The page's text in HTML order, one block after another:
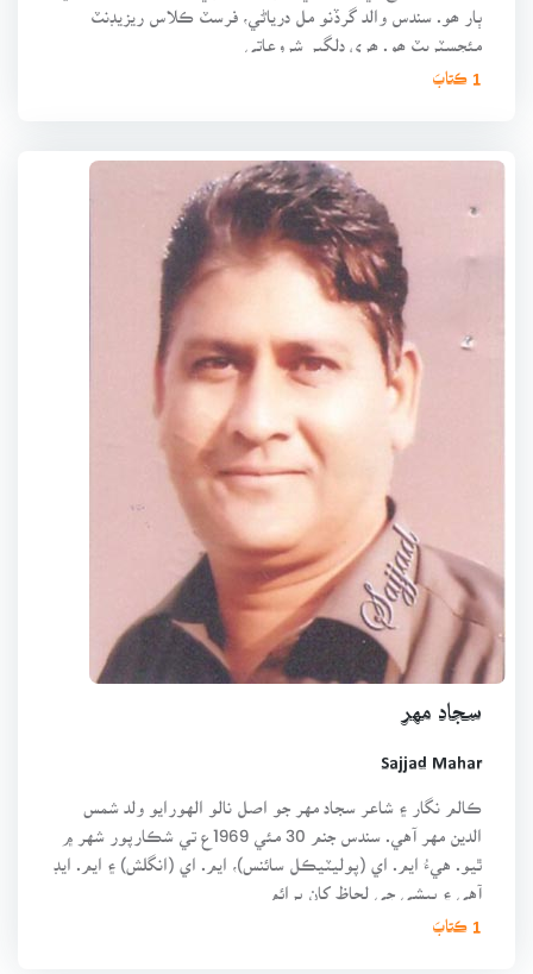
ٻار ھو. سندس والد گرڏنو مل درياڻي، فرسٽ ڪلاس ريزيڊنٽ
مئجسٽريٽ ھو. ھري دلگير شروعاتي
1 ڪتابَ
سجاد مهر
Sajjad Mahar
ڪالم نگار ۽ شاعر سجاد مهر جو اصل نالو الهورايو ولد شمس
الدين مهر آهي. سندس جنم 30 مئي 1969ع تي شڪارپور شهر ۾
ٿيو. هيءُ ايم. اي (پوليٽيڪل سائنس)، ايم. اي (انگلش) ۽ ايم. ايڊ
آهي ۽ پيشي جي لحاظ کان پرائم
1 ڪتابَ